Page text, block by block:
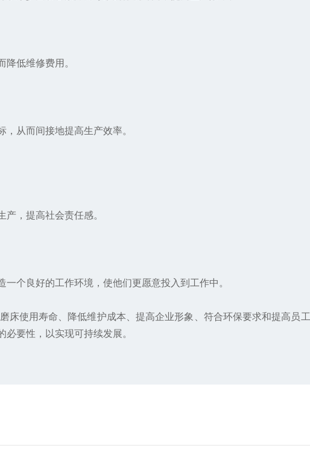
低维修费用。
从而间接地提高生产效率。
，提高社会责任感。
个良好的工作环境，使他们更愿意投入到工作中。
使用寿命、降低维护成本、提高企业形象、符合环保要求和提高员
要性，以实现可持续发展。